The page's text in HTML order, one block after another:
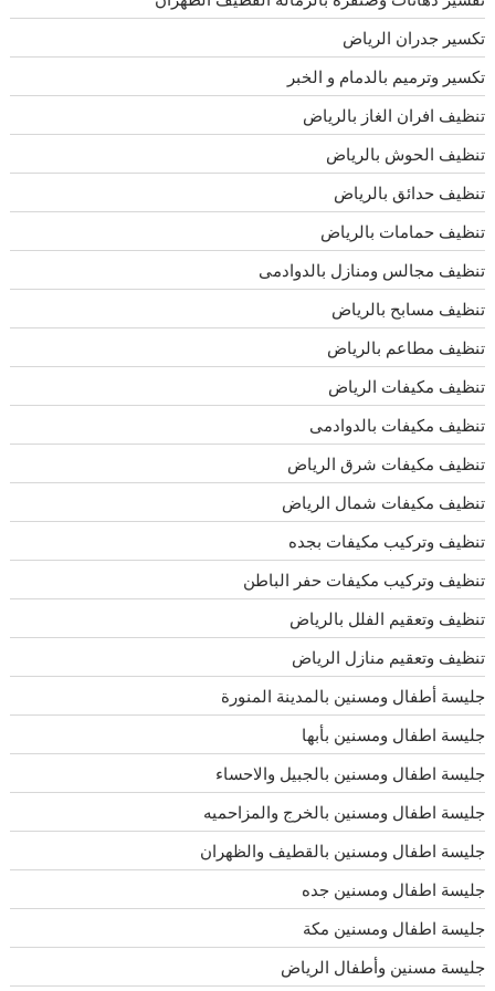
تكسير جدران الرياض
تكسير وترميم بالدمام و الخبر
تنظيف افران الغاز بالرياض
تنظيف الحوش بالرياض
تنظيف حدائق بالرياض
تنظيف حمامات بالرياض
تنظيف مجالس ومنازل بالدوادمى
تنظيف مسابح بالرياض
تنظيف مطاعم بالرياض
تنظيف مكيفات الرياض
تنظيف مكيفات بالدوادمى
تنظيف مكيفات شرق الرياض
تنظيف مكيفات شمال الرياض
تنظيف وتركيب مكيفات بجده
تنظيف وتركيب مكيفات حفر الباطن
تنظيف وتعقيم الفلل بالرياض
تنظيف وتعقيم منازل الرياض
جليسة أطفال ومسنين بالمدينة المنورة
جليسة اطفال ومسنين بأبها
جليسة اطفال ومسنين بالجبيل والاحساء
جليسة اطفال ومسنين بالخرج والمزاحميه
جليسة اطفال ومسنين بالقطيف والظهران
جليسة اطفال ومسنين جده
جليسة اطفال ومسنين مكة
جليسة مسنين وأطفال الرياض